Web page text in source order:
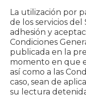
La utilización por
de los servicios
adhesión y
Condiciones
publicada en la
momento en que
así como a las
caso, sean de
su lectura